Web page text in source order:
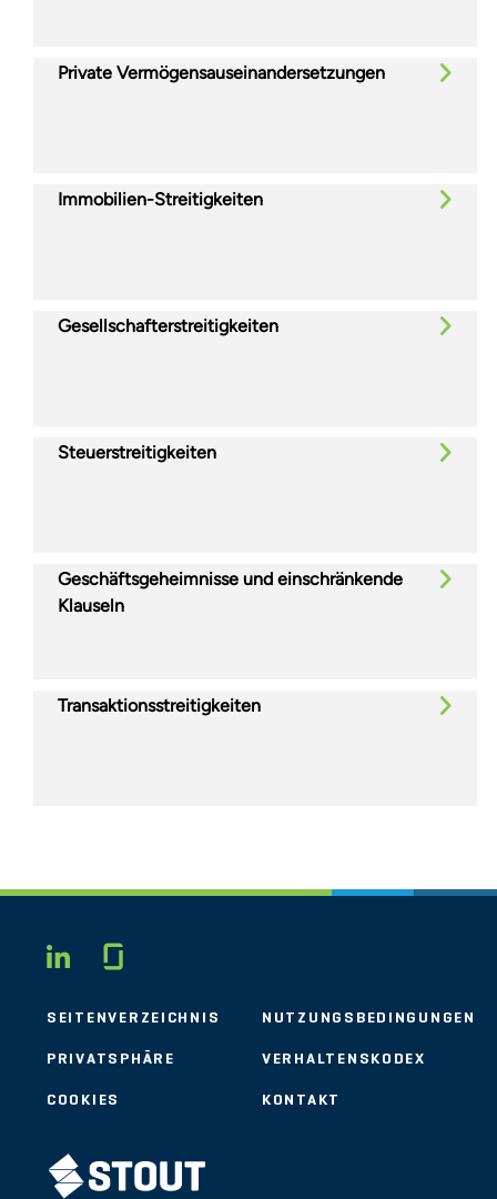
Private Vermögensauseinandersetzungen
Immobilien-Streitigkeiten
Gesellschafterstreitigkeiten
Steuerstreitigkeiten
Geschäftsgeheimnisse und einschränkende
Klauseln
Transaktionsstreitigkeiten
LINKEDIN
SEITENVERZEICHNIS NUTZUNGSBEDINGUNGEN
PRIVATSPHÄRE VERHALTENSKODEX
COOKIES KONTAKT
STOUT LOGO